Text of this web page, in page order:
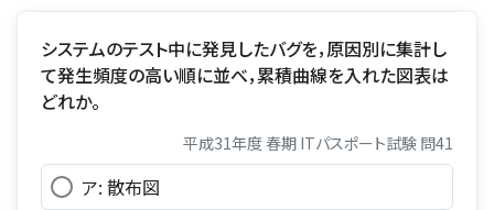
システムのテスト中に発見したバグを，原因別に集計し
て発生頻度の高い順に並べ，累積曲線を入れた図表は
どれか。
平成31年度 春期 ITパスポート試験 問41
ア: 散布図